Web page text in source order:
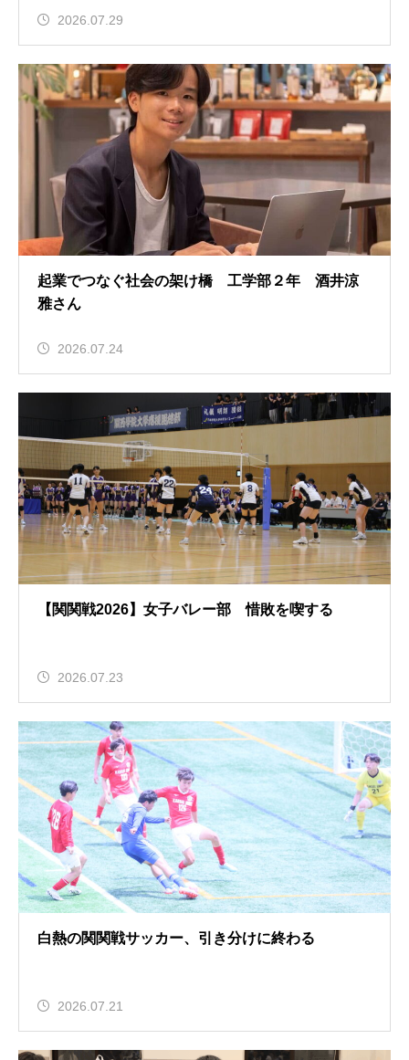
2026.07.29
起業でつなぐ社会の架け橋 工学部２年 酒井涼
雅さん
2026.07.24
【関関戦2026】女子バレー部 惜敗を喫する
2026.07.23
白熱の関関戦サッカー、引き分けに終わる
2026.07.21